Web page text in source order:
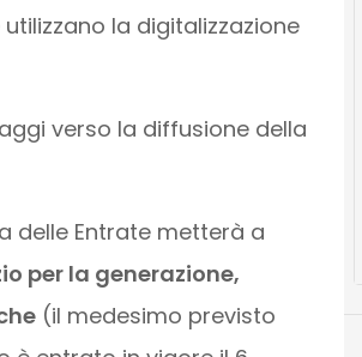
la digitalizzazione
verso la diffusione della
delle Entrate metterà a
per la generazione,
(il medesimo previsto